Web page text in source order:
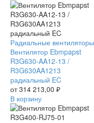
Вентилятор
Ebmpapst
R3G630-
AA12-
13
/
R3G630AA1213
радиальный
EC
Радиальные вентиляторы
Вентилятор Ebmpapst
R3G630-AA12-13 /
R3G630AA1213
радиальный EC
от314 213,00 ₽
В корзину